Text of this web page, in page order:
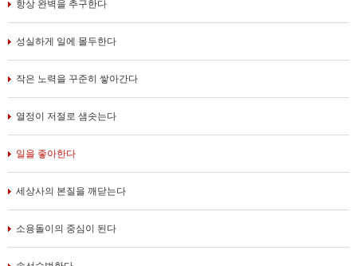
항상 완벽을 추구한다
성실하게 일에 몰두한다
작은 노력을 꾸준히 쌓아간다
열정이 저절로 샘솟는다
일을 좋아한다
세상사의 본질을 깨닫는다
소용돌이의 중심이 된다